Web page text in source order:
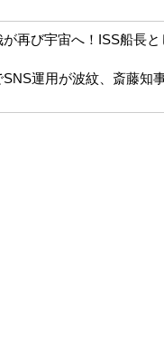
が再び宇宙へ！ISS船長
運用が波紋、斎藤知